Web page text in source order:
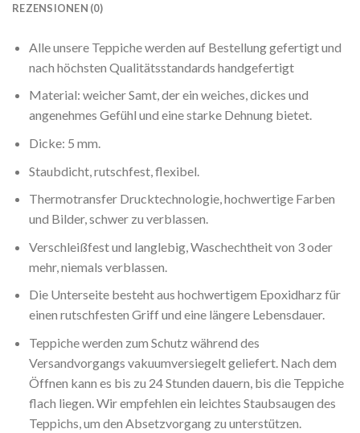
REZENSIONEN (0)
Alle unsere Teppiche werden auf Bestellung gefertigt und
nach höchsten Qualitätsstandards handgefertigt
Material: weicher Samt, der ein weiches, dickes und
angenehmes Gefühl und eine starke Dehnung bietet.
Dicke: 5 mm.
Staubdicht, rutschfest, flexibel.
Thermotransfer Drucktechnologie, hochwertige Farben
und Bilder, schwer zu verblassen.
Verschleißfest und langlebig, Waschechtheit von 3 oder
mehr, niemals verblassen.
Die Unterseite besteht aus hochwertigem Epoxidharz für
einen rutschfesten Griff und eine längere Lebensdauer.
Teppiche werden zum Schutz während des
Versandvorgangs vakuumversiegelt geliefert. Nach dem
Öffnen kann es bis zu 24 Stunden dauern, bis die Teppiche
flach liegen. Wir empfehlen ein leichtes Staubsaugen des
Teppichs, um den Absetzvorgang zu unterstützen.